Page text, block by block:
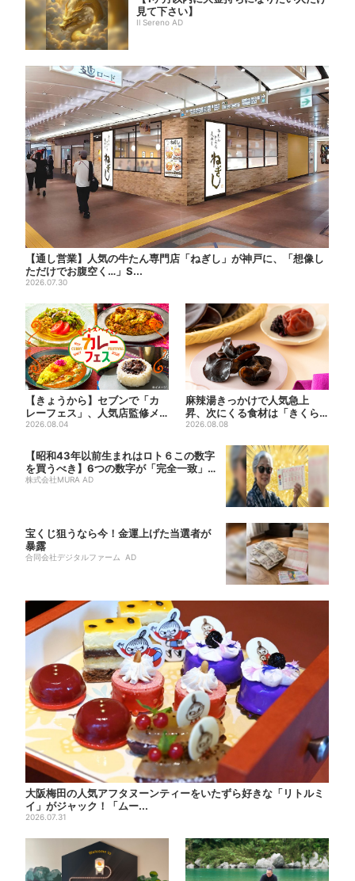
見て下さい】
Il Sereno AD
【通し営業】人気の牛たん専門店「ねぎし」が神戸に、「想像し
ただけでお腹空く…」S...
2026.07.30
【きょうから】セブンで「カ
レーフェス」、人気店監修メ
ニューなど全15品！お得な
2026.08.04
麻辣湯きっかけで人気急上
昇、次にくる食材は「きくら
げ」？ お菓子もヒット、購入
2026.08.08
【昭和43年以前生まれはロト６この数字
を買うべき】6つの数字が「完全一致」す
る方...
株式会社MURA AD
宝くじ狙うなら今！金運上げた当選者が
暴露
合同会社デジタルファーム AD
大阪梅田の人気アフタヌーンティーをいたずら好きな「リトルミ
イ」がジャック！「ムー...
2026.07.31